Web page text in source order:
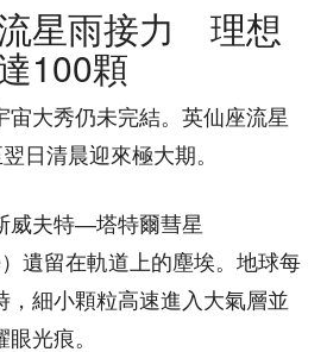
星雨接力 理想
100顆
宙大秀仍未完結。英仙座流星
日清晨迎來極大期。
威夫特—塔特爾彗星
）遺留在軌道上的塵埃。地球每
，細小顆粒高速進入大氣層並
光痕。